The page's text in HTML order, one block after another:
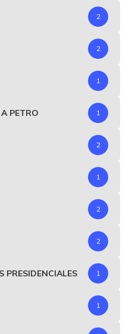
2
2
1
PETRO 1
2
1
2
2
PRESIDENCIALES 1
1